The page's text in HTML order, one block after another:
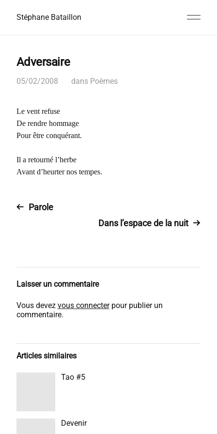
Stéphane Bataillon
Adversaire
05/02/2008 dans Poèmes
Le vent refuse
De rendre hommage
Pour être conquérant.
Il a retourné l’herbe
Avant d’heurter nos tempes.
Parole
Dans l’espace de la nuit
Laisser un commentaire
Vous devez vous connecterpour publier un
commentaire.
Articles similaires
Tao #5
Devenir